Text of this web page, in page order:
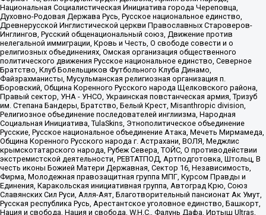
Национальная Социалистическая Инициатива города Череповца,
Духовно-Родовая Держава Русь, Русское национальное единство,
Древнерусской Инглистической церкви Православных Староверов-
Инглингов, Русский общенациональный союз, Движение против
нелегальной иммиграции, Кровь и Честь, О свободе совести и о
религиозных объединениях, Омская организация общественного
политического движения Русское национальное единство, Северное
Братство, Клуб Болельщиков Футбольного Клуба Динамо,
Файзрахманисты, Мусульманская религиозная организация п.
Боровский, Община Коренного Русского народа Щелковского района,
Правый сектор, УНА - УНСО, Украинская повстанческая армия, Тризуб
им. Степана Бандеры, Братство, Белый Крест, Misanthropic division,
Религиозное объединение последователей инглиизма, Народная
Социальная Инициатива, TulaSkins, Этнополитическое объединение
Русские, Русское национальное объединение Атака, Мечеть Мирмамеда,
Община Коренного Русского народа г. Астрахани, ВОЛЯ, Меджлис
крымскотатарского народа, Рубеж Севера, ТОЙС, О противодействии
экстремистской деятельности, РЕВТАТПОД, Артподготовка, Штольц, В
честь иконы Божией Матери Державная, Сектор 16, Независимость,
Фирма, Молодежная правозащитная группа МПГ, Курсом Правды и
Единения, Каракольская инициативная группа, Автоград Крю, Союз
Славянских Сил Руси, Алля-Аят, Благотворительный пансионат Ак Умут,
Русская республика Русь, Арестантское уголовное единство, Башкорт,
Нация и свобода, Нация и свобода, W.H.С., Фалунь Дафа, Иртыш Ultras,